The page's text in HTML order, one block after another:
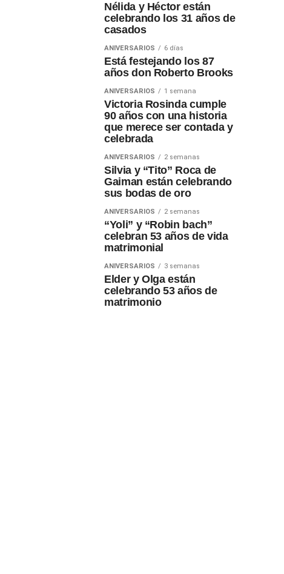
Nélida y Héctor están
celebrando los 31 años de
casados
ANIVERSARIOS 6 días
Está festejando los 87
años don Roberto Brooks
ANIVERSARIOS 1 semana
Victoria Rosinda cumple
90 años con una historia
que merece ser contada y
celebrada
ANIVERSARIOS 2 semanas
Silvia y “Tito” Roca de
Gaiman están celebrando
sus bodas de oro
ANIVERSARIOS 2 semanas
“Yoli” y “Robin bach”
celebran 53 años de vida
matrimonial
ANIVERSARIOS 3 semanas
Elder y Olga están
celebrando 53 años de
matrimonio